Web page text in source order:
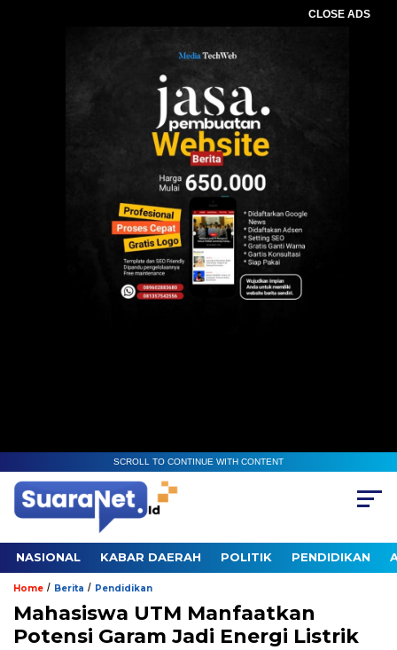
CLOSE ADS
SCROLL TO CONTINUE WITH CONTENT
NASIONAL KABAR DAERAH POLITIK PENDIDIKAN
Home / Berita / Pendidikan
Mahasiswa UTM Manfaatkan
Potensi Garam Jadi Energi Listrik